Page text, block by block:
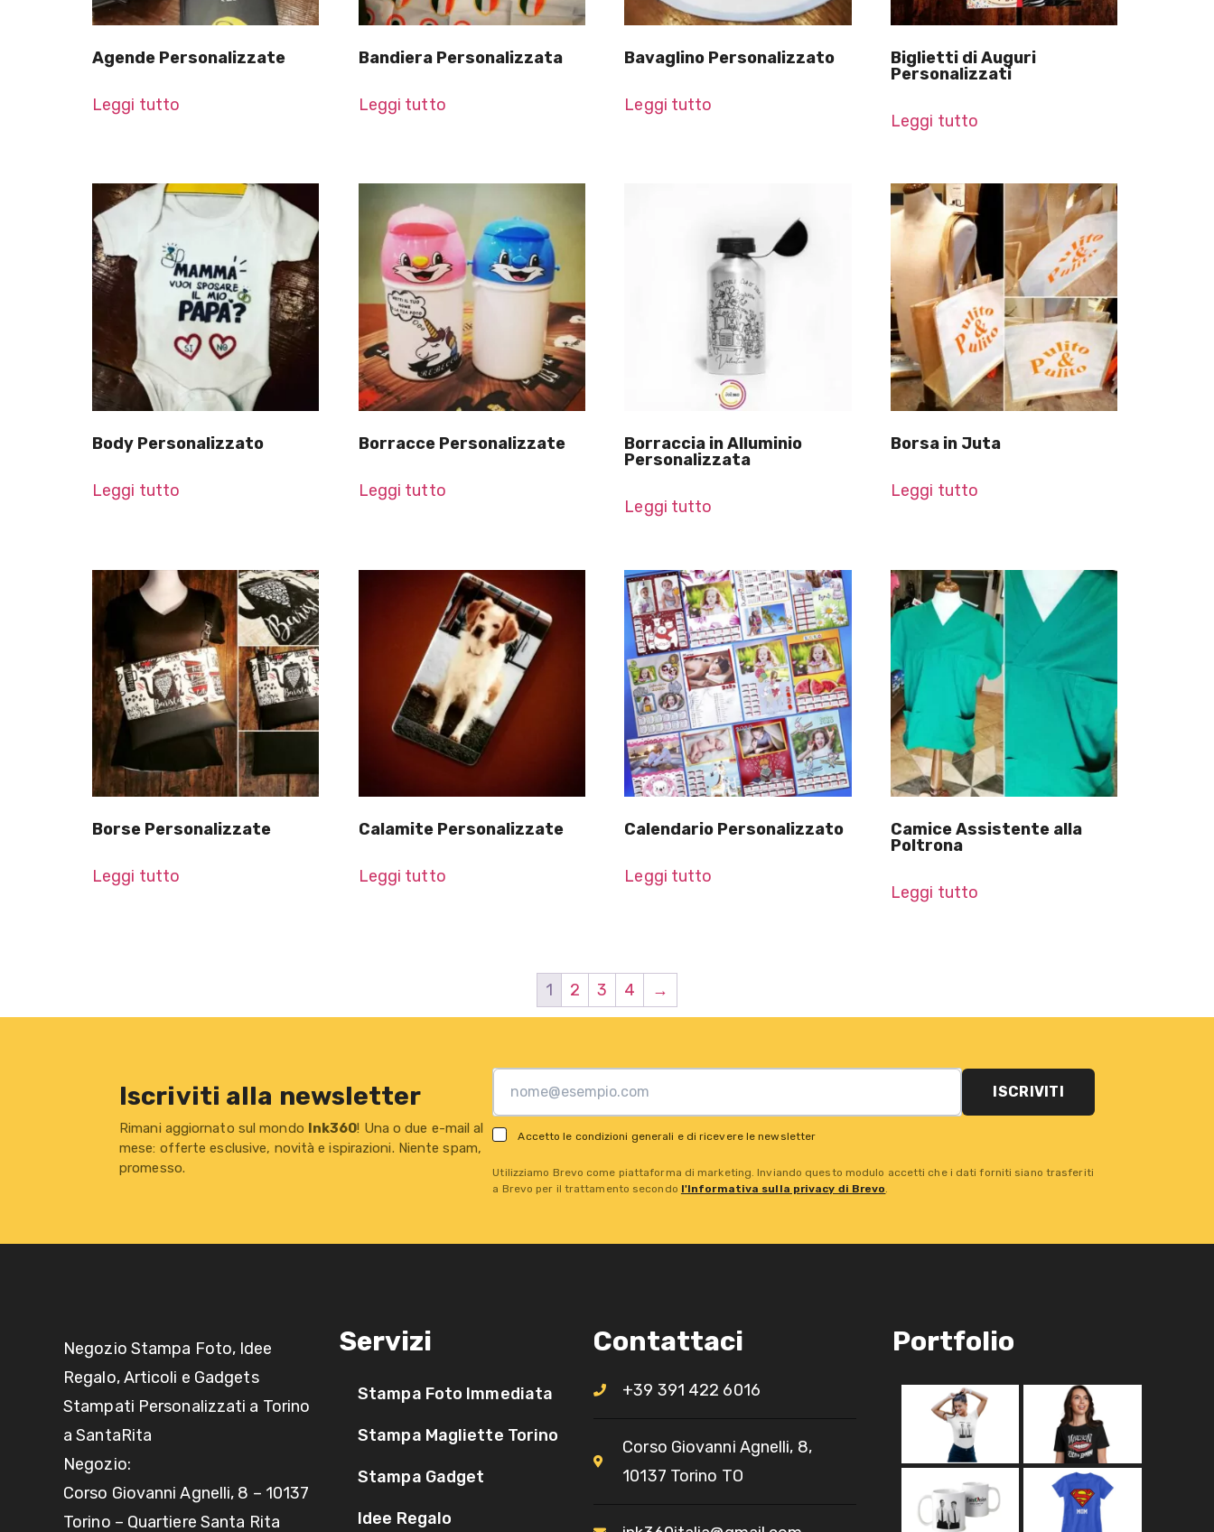
Agende Personalizzate
Leggi tutto
Bandiera Personalizzata
Leggi tutto
Bavaglino Personalizzato
Leggi tutto
Biglietti di Auguri
Personalizzati
Leggi tutto
Body Personalizzato
Leggi tutto
Borracce Personalizzate
Leggi tutto
Borraccia in Alluminio
Personalizzata
Leggi tutto
Borsa in Juta
Leggi tutto
Borse Personalizzate
Leggi tutto
Calamite Personalizzate
Leggi tutto
Calendario Personalizzato
Leggi tutto
Camice Assistente alla
Poltrona
Leggi tutto
1 2 3 4 →
Iscriviti alla newsletter
Rimani aggiornato sul mondo Ink360! Una o due e-mail al
mese: offerte esclusive, novità e ispirazioni. Niente spam,
promesso.
ISCRIVITI
Accetto le condizioni generali e di ricevere le newsletter
Utilizziamo Brevo come piattaforma di marketing. Inviando questo modulo accetti che i dati forniti siano trasferiti
a Brevo per il trattamento secondo l'Informativa sulla privacy di Brevo.
Negozio Stampa Foto, Idee
Regalo, Articoli e Gadgets
Stampati Personalizzati a Torino
a SantaRita
Negozio:
Corso Giovanni Agnelli, 8 – 10137
Torino – Quartiere Santa Rita
Servizi
Stampa Foto Immediata
Stampa Magliette Torino
Stampa Gadget
Idee Regalo
Contattaci
+39 391 422 6016
Corso Giovanni Agnelli, 8,
10137 Torino TO​
Portfolio